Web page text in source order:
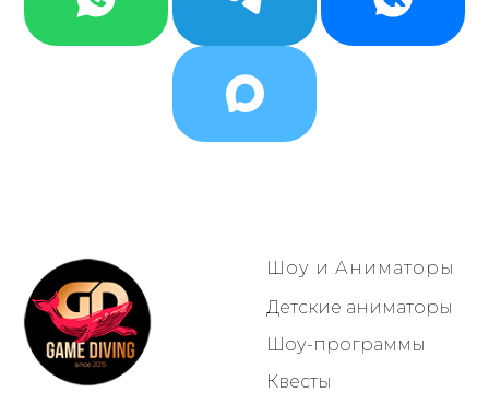
Шоу и Аниматоры
Детские аниматоры
Шоу-программы
Квесты